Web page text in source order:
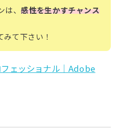
は、感性を生かすチャンス
て下さい！
ェッショナル｜Adobe